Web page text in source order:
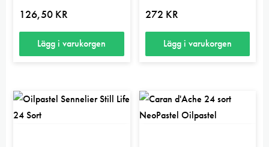
126,50 KR
Lägg i varukorgen
272 KR
Lägg i varukorgen